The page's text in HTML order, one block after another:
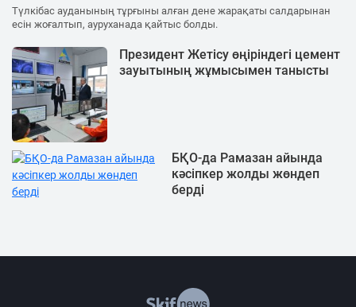
Түлкібас ауданының тұрғыны алған дене жарақаты салдарынан
есін жоғалтып, ауруханада қайтыс болды.
Президент Жетісу өңіріндегі цемент
зауытының жұмысымен танысты
БҚО-да Рамазан айында
кәсіпкер жолды жөндеп
берді